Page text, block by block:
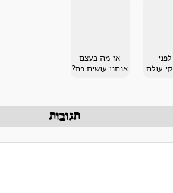
עולה
אז מה בעצם
אנחנו עושים פה?
תגובות